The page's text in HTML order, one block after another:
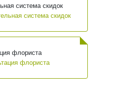
система скидок
флориста